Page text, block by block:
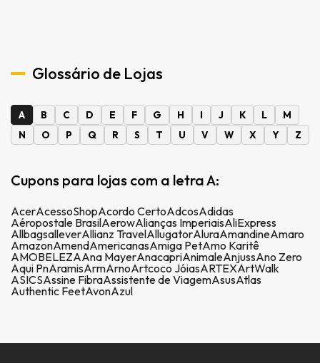
Glossário de Lojas
A B C D E F G H I J K L
M
N
O P Q R S T U V W X Y Z
Cupons para lojas com a letra A:
AcerAcessoShopAcordo CertoAdcosAdidas
Aéropostale BrasilAerowAlianças ImperiaisAliExpress
AllbagsalleverAllianz TravelAllugatorAluraAmandineAmaro
AmazonAmendAmericanasAmiga PetAmo Karitê
AMOBELEZAAna MayerAnacapriAnimaleAnjussAno Zero
Aqui PnAramisArmArnoArtcoco JóiasARTEXArtWalk
ASICSAssine FibraAssistente de ViagemAsusAtlas
Authentic FeetAvonAzul